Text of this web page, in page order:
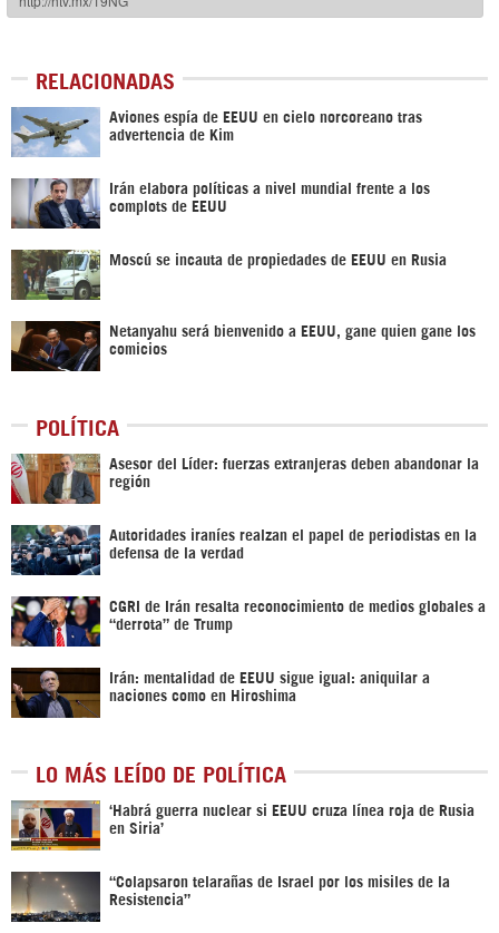
RELACIONADAS
Aviones espía de EEUU en cielo norcoreano tras
advertencia de Kim
Irán elabora políticas a nivel mundial frente a los
complots de EEUU
Moscú se incauta de propiedades de EEUU en Rusia
Netanyahu será bienvenido a EEUU, gane quien gane los
comicios
POLÍTICA
Asesor del Líder: fuerzas extranjeras deben abandonar la
región
Autoridades iraníes realzan el papel de periodistas en la
defensa de la verdad
CGRI de Irán resalta reconocimiento de medios globales a
“derrota” de Trump
Irán: mentalidad de EEUU sigue igual: aniquilar a
naciones como en Hiroshima
LO MÁS LEÍDO DE POLÍTICA
‎‘Habrá guerra nuclear si EEUU cruza línea roja de Rusia
en Siria’‎
“Colapsaron telarañas de Israel por los misiles de la
Resistencia”